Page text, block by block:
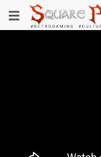
au
contenu
Toggle
navigation